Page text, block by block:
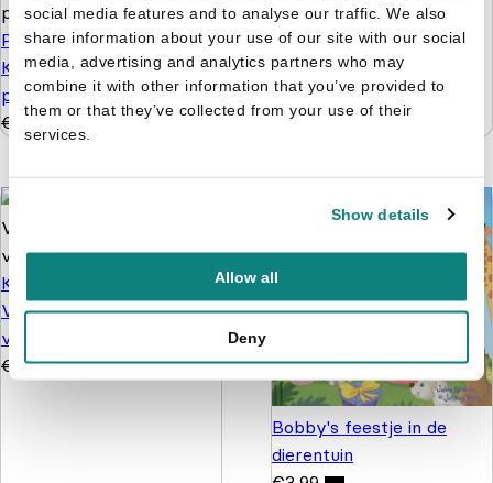
social media features and to analyse our traffic. We also
share information about your use of our site with our social
media, advertising and analytics partners who may
combine it with other information that you’ve provided to
them or that they’ve collected from your use of their
services.
Show details
Allow all
Deny
Paw Patrol pakket -
Knutselen, kleuren
puzzelen en stickers
€
9,99 € 4,99
Zonnige reeks - Plakken
en kleuren 3+
€4,99 € 3,99
Kleuren op Nummer -
Vanaf 5 jaar - 128
verrassingen
€
3,99 €2,99
Bobby's feestje in de
dierentuin